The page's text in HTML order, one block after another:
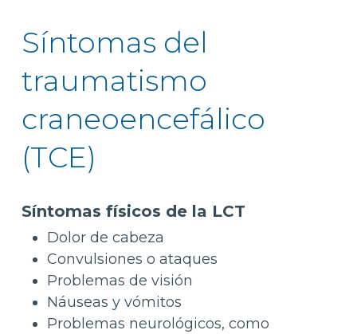
Síntomas del
traumatismo
craneoencefálico
(TCE)
Síntomas físicos de la LCT
Dolor de cabeza
Convulsiones o ataques
Problemas de visión
Náuseas y vómitos
Problemas neurológicos, como